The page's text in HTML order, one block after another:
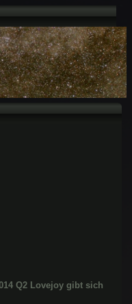
Q2 Lovejoy gibt sich